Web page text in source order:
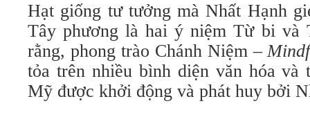
Hạt giống tư tưởng mà Nhất Hạnh
Tây phương là hai ý niệm Từ bi và
rằng, phong trào Chánh Niệm –
tỏa trên nhiều bình diện văn hóa
Mỹ được khởi động và phát huy bởi